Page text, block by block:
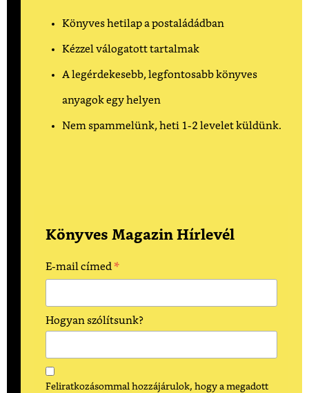
Könyves hetilap a postaládádban
Kézzel válogatott tartalmak
A legérdekesebb, legfontosabb könyves
anyagok egy helyen
Nem spammelünk, heti 1-2 levelet küldünk.
Könyves Magazin Hírlevél
E-mail címed *
Hogyan szólítsunk?
Feliratkozásommal hozzájárulok, hogy a megadott